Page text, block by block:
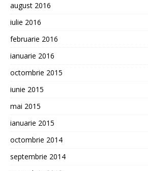
august 2016
iulie 2016
februarie 2016
ianuarie 2016
octombrie 2015
iunie 2015
mai 2015
ianuarie 2015
octombrie 2014
septembrie 2014